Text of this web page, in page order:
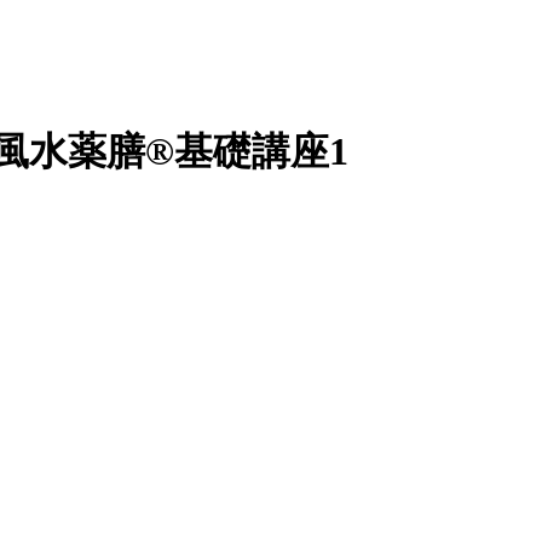
水薬膳®基礎講座1